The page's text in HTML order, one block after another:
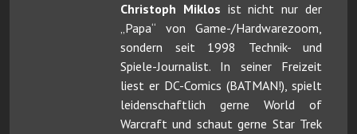
Christoph Miklos ist nicht nur der
„Papa“ von Game-/Hardwarezoom,
sondern seit 1998 Technik- und
Spiele-Journalist. In seiner Freizeit
liest er DC-Comics (BATMAN!), spielt
leidenschaftlich gerne World of
Warcraft und schaut gerne Star Trek